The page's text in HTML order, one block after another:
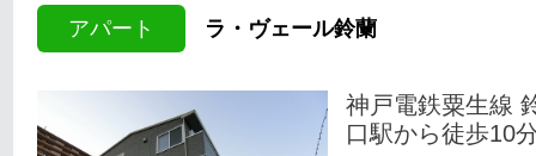
アパート ラ・ヴェール鈴蘭
神戸電鉄粟生線
口駅から徒歩10